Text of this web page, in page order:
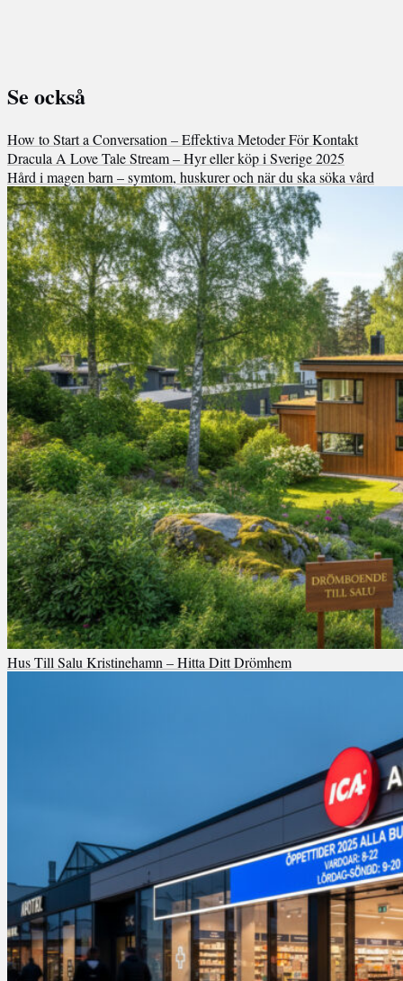
Se också
How to Start a Conversation – Effektiva Metoder För Kontakt
Dracula A Love Tale Stream – Hyr eller köp i Sverige 2025
Hård i magen barn – symtom, huskurer och när du ska söka vård
Hus Till Salu Kristinehamn – Hitta Ditt Drömhem